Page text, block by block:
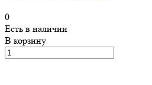
0
Есть в наличии
В корзину